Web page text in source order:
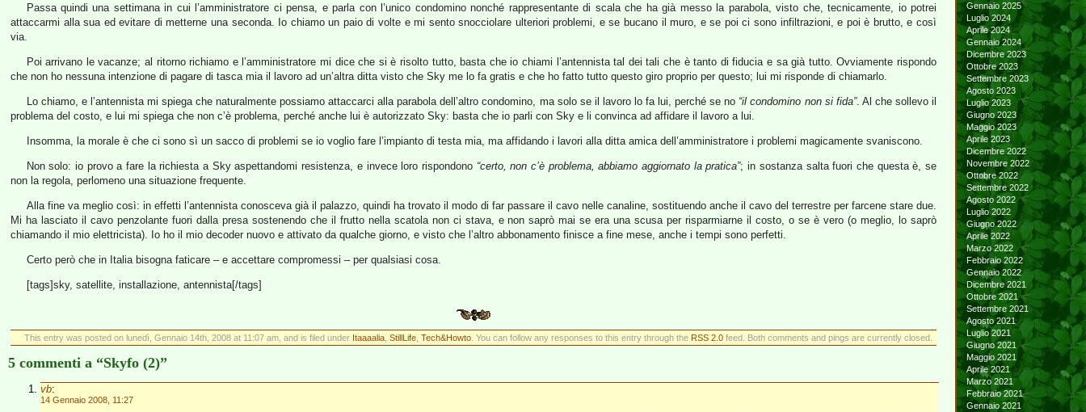
Passa quindi una settimana in cui l’amministratore ci pensa, e parla con l’unico condomino nonché rappresentante di scala che ha già messo la parabola, visto che, tecnicamente, io potrei
attaccarmi alla sua ed evitare di metterne una seconda. Io chiamo un paio di volte e mi sento snocciolare ulteriori problemi, e se bucano il muro, e se poi ci sono infiltrazioni, e poi è brutto, e così
via.
Poi arrivano le vacanze; al ritorno richiamo e l’amministratore mi dice che si è risolto tutto, basta che io chiami l’antennista tal dei tali che è tanto di fiducia e sa già tutto. Ovviamente rispondo
che non ho nessuna intenzione di pagare di tasca mia il lavoro ad un’altra ditta visto che Sky me lo fa gratis e che ho fatto tutto questo giro proprio per questo; lui mi risponde di chiamarlo.
Lo chiamo, e l’antennista mi spiega che naturalmente possiamo attaccarci alla parabola dell’altro condomino, ma solo se il lavoro lo fa lui, perché se no “il condomino non si fida”. Al che sollevo il
problema del costo, e lui mi spiega che non c’è problema, perché anche lui è autorizzato Sky: basta che io parli con Sky e li convinca ad affidare il lavoro a lui.
Insomma, la morale è che ci sono sì un sacco di problemi se io voglio fare l’impianto di testa mia, ma affidando i lavori alla ditta amica dell’amministratore i problemi magicamente svaniscono.
Non solo: io provo a fare la richiesta a Sky aspettandomi resistenza, e invece loro rispondono “certo, non c’è problema, abbiamo aggiornato la pratica”; in sostanza salta fuori che questa è, se
non la regola, perlomeno una situazione frequente.
Alla fine va meglio così: in effetti l’antennista conosceva già il palazzo, quindi ha trovato il modo di far passare il cavo nelle canaline, sostituendo anche il cavo del terrestre per farcene stare due.
Mi ha lasciato il cavo penzolante fuori dalla presa sostenendo che il frutto nella scatola non ci stava, e non saprò mai se era una scusa per risparmiarne il costo, o se è vero (o meglio, lo saprò
chiamando il mio elettricista). Io ho il mio decoder nuovo e attivato da qualche giorno, e visto che l’altro abbonamento finisce a fine mese, anche i tempi sono perfetti.
Certo però che in Italia bisogna faticare – e accettare compromessi – per qualsiasi cosa.
[tags]sky, satellite, installazione, antennista[/tags]
This entry was posted on lunedì, Gennaio 14th, 2008 at 11:07 am, and is filed under Itaaaalia, StillLife, Tech&Howto. You can follow any responses to this entry through the RSS 2.0feed. Both comments and pings are currently closed.
5 commenti a “Skyfo (2)”
vb:
14 Gennaio 2008, 11:27
Gennaio 2025
Luglio 2024
Aprile 2024
Gennaio 2024
Dicembre 2023
Ottobre 2023
Settembre 2023
Agosto 2023
Luglio 2023
Giugno 2023
Maggio 2023
Aprile 2023
Dicembre 2022
Novembre 2022
Ottobre 2022
Settembre 2022
Agosto 2022
Luglio 2022
Giugno 2022
Aprile 2022
Marzo 2022
Febbraio 2022
Gennaio 2022
Dicembre 2021
Ottobre 2021
Settembre 2021
Agosto 2021
Luglio 2021
Giugno 2021
Maggio 2021
Aprile 2021
Marzo 2021
Febbraio 2021
Gennaio 2021